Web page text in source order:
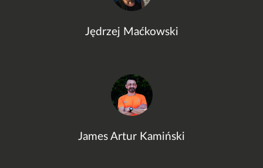
Jędrzej Maćkowski
James Artur Kamiński